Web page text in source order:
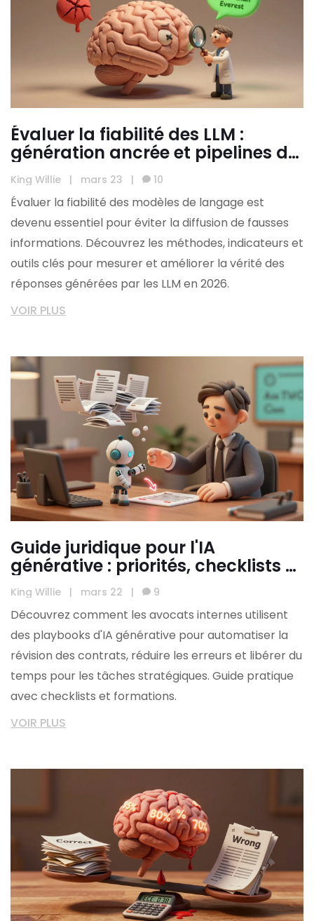
Évaluer la fiabilité des LLM :
génération ancrée et pipelines de
vérification factuelle
King Willie | mars 23 | 10
Évaluer la fiabilité des modèles de langage est
devenu essentiel pour éviter la diffusion de fausses
informations. Découvrez les méthodes, indicateurs et
outils clés pour mesurer et améliorer la vérité des
réponses générées par les LLM en 2026.
VOIR PLUS
Guide juridique pour l'IA
générative : priorités, checklists et
formation
King Willie | mars 22 | 9
Découvrez comment les avocats internes utilisent
des playbooks d'IA générative pour automatiser la
révision des contrats, réduire les erreurs et libérer du
temps pour les tâches stratégiques. Guide pratique
avec checklists et formations.
VOIR PLUS